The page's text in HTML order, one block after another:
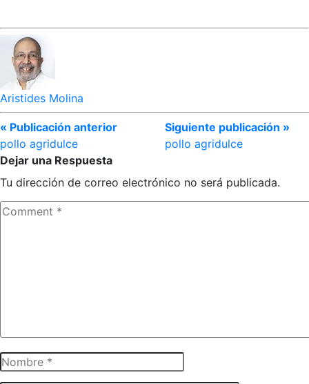
Aristides Molina
« Publicación anterior
pollo agridulce
Siguiente publicación »
pollo agridulce
Dejar una Respuesta
Tu dirección de correo electrónico no será publicada.